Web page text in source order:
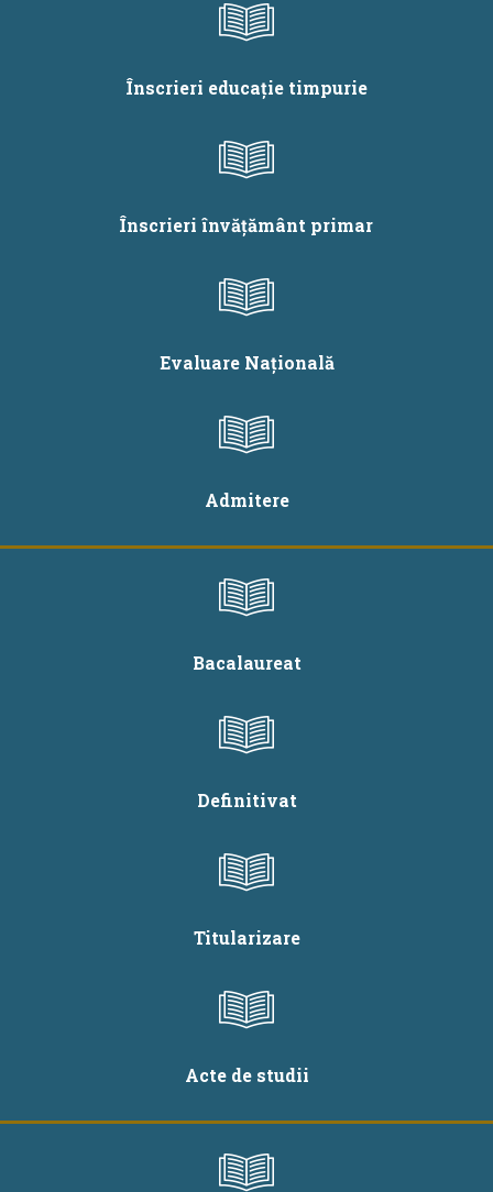
Înscrieri educație timpurie
Înscrieri învățământ primar
Evaluare Națională
Admitere
Bacalaureat
Definitivat
Titularizare
Acte de studii